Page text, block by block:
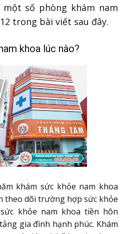
số phòng khám nam
trong bài viết sau đây.
khoa lúc nào?
khám sức khỏe nam khoa
theo dõi trường hợp sức khỏe
khỏe nam khoa tiền hôn
gia đình hạnh phúc. Khám